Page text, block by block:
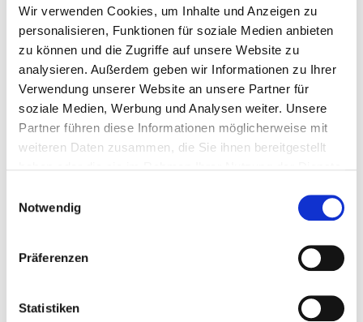
Wir verwenden Cookies, um Inhalte und Anzeigen zu
personalisieren, Funktionen für soziale Medien anbieten
zu können und die Zugriffe auf unsere Website zu
analysieren. Außerdem geben wir Informationen zu Ihrer
Verwendung unserer Website an unsere Partner für
soziale Medien, Werbung und Analysen weiter. Unsere
Partner führen diese Informationen möglicherweise mit
weiteren Daten zusammen, die Sie ihnen bereitgestellt
Notwendig
Präferenzen
Statistiken
Ulrike Morr